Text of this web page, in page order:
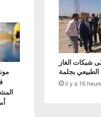
شبكات الغاز
الطبيعي بجلمة
il y a 16